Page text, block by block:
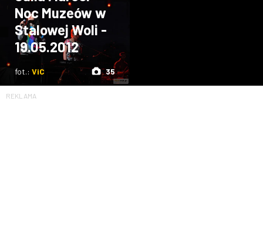
Noc Muzeów w
Stalowej Woli -
19.05.2012
fot.:ViC 35
REKLAMA